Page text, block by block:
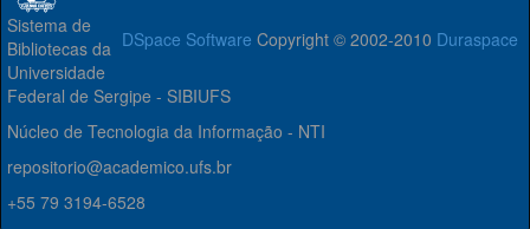
DSpace Software Copyright © 2002-2010 Duraspace
Sistema de
Bibliotecas da
Universidade
Federal de Sergipe - SIBIUFS
Núcleo de Tecnologia da Informação - NTI
repositorio@academico.ufs.br
+55 79 3194-6528